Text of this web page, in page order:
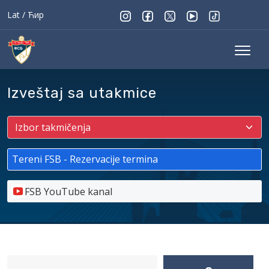
Lat / Ћир
Izveštaj sa utakmice
Tereni FSB - Rezervacije termina
FSB YouTube kanal